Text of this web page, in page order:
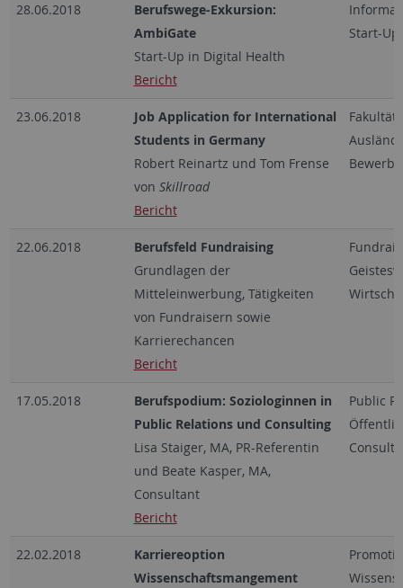
28.06.2018
Berufswege-Exkursion:
AmbiGate
Start-Up in Digital Health
Bericht
Start-Up
23.06.2018
Job Application for International
Students in Germany
Robert Reinartz und Tom Frense
von Skillroad
Bericht
22.06.2018
Berufsfeld Fundraising
Grundlagen der
Mitteleinwerbung, Tätigkeiten
von Fundraisern sowie
Karrierechancen
Bericht
17.05.2018
Berufspodium: Soziologinnen in
Public Relations und Consulting
Lisa Staiger, MA, PR-Referentin
und Beate Kasper, MA,
Consultant
Bericht
Public
22.02.2018
Karriereoption
Wissenschaftsmangement